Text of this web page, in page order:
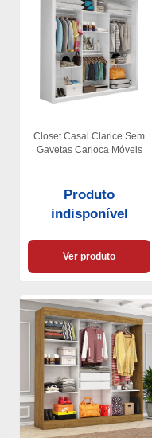
Closet Casal Clarice Sem
Gavetas Carioca Móveis
Produto
indisponível
Ver produto